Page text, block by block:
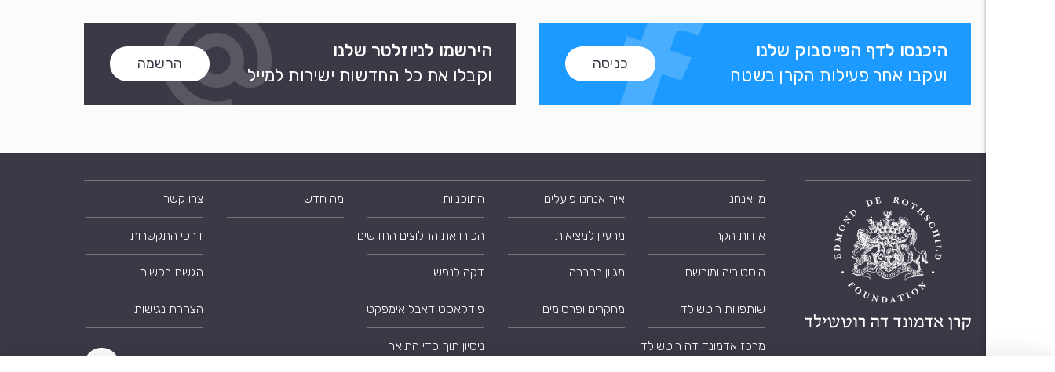
היכנסו לדף הפייסבוק שלנו
ועקבו אחר פעילות הקרן בשטח
כניסה
הירשמו לניוזלטר שלנו
וקבלו את כל החדשות ישירות למייל
הרשמה
מי אנחנו
אודות הקרן
היסטוריה ומורשת
שותפויות רוטשילד
מרכז אדמונד דה רוטשילד
איך אנחנו פועלים
מרעיון למציאות
מגוון בחברה
מחקרים ופרסומים
התוכניות
הכירו את החלוצים החדשים
דקה לנפש
פודקאסט דאבל אימפקט
ניסיון תוך כדי התואר
מה חדש צרו קשר
דרכי התקשרות
הגשת בקשות
הצהרת נגישות